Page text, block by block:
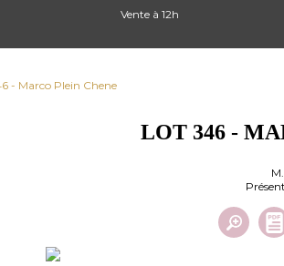
Vente à 12h
- Marco Plein Chene
LOT 346 -